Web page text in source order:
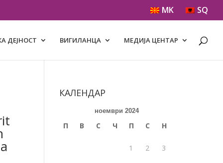
MK SQ
ДЕЈНОСТ ВИГИЛАНЦА МЕДИЈА ЦЕНТАР
КАЛЕНДАР
ноември 2024
П В С Ч П С Н
1 2 3